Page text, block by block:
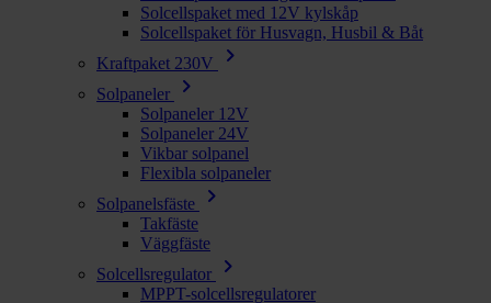
Solcellspaket med 12V kylskåp
Solcellspaket för Husvagn, Husbil & Båt
Kraftpaket 230V
chevron_right
Solpaneler chevron_right
Solpaneler 12V
Solpaneler 24V
Vikbar solpanel
Flexibla solpaneler
Solpanelsfäste
chevron_right
Takfäste
Väggfäste
Solcellsregulator
chevron_right
MPPT-solcellsregulatorer